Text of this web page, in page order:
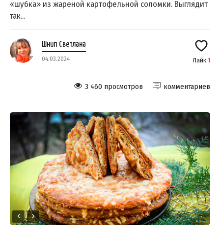
«шубка» из жареной картофельной соломки. Выглядит
так...
Шнип Светлана
04.03.2024 Лайк 1
комментариев
3 460 просмотров